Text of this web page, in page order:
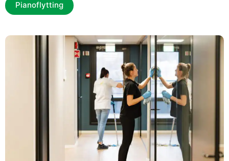
Pianoflytting